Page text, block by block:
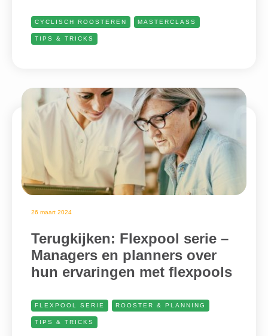
CYCLISCH ROOSTEREN MASTERCLASS
TIPS & TRICKS
26 maart 2024
Terugkijken: Flexpool serie –
Managers en planners over
hun ervaringen met flexpools
FLEXPOOL SERIE ROOSTER & PLANNING
TIPS & TRICKS